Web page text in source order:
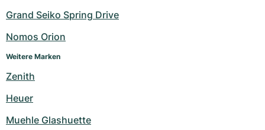
Grand Seiko Spring Drive
Nomos Orion
Weitere Marken
Zenith
Heuer
Muehle Glashuette